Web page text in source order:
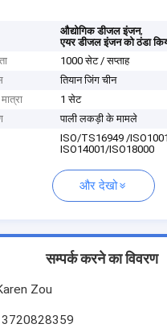
औद्योगिक डीजल इंजन,
एयर डीजल इंजन को ठंडा
1000 सेट / सप्ताह
तियान जिंग चीन
1 सेट
पाली लकड़ी के मामले
ISO/TS16949 /
ISO14001/ISO18000
और देखो
सम्पर्क करने का विवरण
Zou